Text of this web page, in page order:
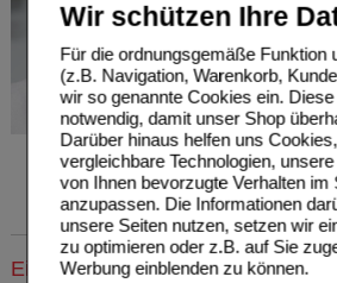
Wir schützen Ihre
Für die ordnungsgemäße Funktion
(z.B. Navigation, Warenkorb,
wir so genannte Cookies ein.
notwendig, damit unser Shop
Darüber hinaus helfen uns
vergleichbare Technologien,
von Ihnen bevorzugte Verhalten im
anzupassen. Die Informationen
unsere Seiten nutzen, setzen wir
zu optimieren oder z.B. auf Sie
Werbung einblenden zu können.
Einkaufsliste auswählen